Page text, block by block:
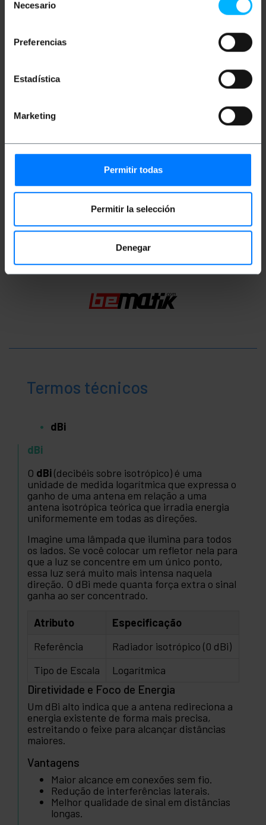
Necesario
Preferencias
Estadística
Marketing
Permitir todas
Permitir la selección
Denegar
Cabo tipo RG-316
de 0,3 dBi
Ideal para conexões sem fio
Tecnologia avançada
Medidas e Pesos
Peso bruto: 10 g
Tamanhos do produto (largura x profundidade
x altura): 21.0 x 1.0 x 0.5 cm
Número de pacotes: 1
Classificação
Termos técnicos
dBi
dBi
O dBi(decibéis sobre isotrópico) é uma
unidade de medida logarítmica que expressa o
ganho de uma antena em relação a uma
antena isotrópica teórica que irradia energia
uniformemente em todas as direções.
Imagine uma lâmpada que ilumina para todos
os lados. Se você colocar um refletor nela para
que a luz se concentre em um único ponto,
essa luz será muito mais intensa naquela
direção. O dBi mede quanta força extra o sinal
ganha ao ser concentrado.
Atributo
Especificação
Referência
Radiador isotrópico (0 dBi)
Tipo de Escala
Logarítmica
Diretividade e Foco de Energia
Um dBi alto indica que a antena redireciona a
energia existente de forma mais precisa,
estreitando o feixe para alcançar distâncias
maiores.
Vantagens
Maior alcance em conexões sem fio.
Redução de interferências laterais.
Melhor qualidade de sinal em distâncias
longas.